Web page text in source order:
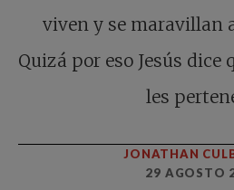
viven y se maravillan
Quizá por eso Jesús dice
les
JONATHAN
29 AGOSTO